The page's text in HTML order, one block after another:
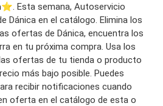
⭐️. Esta semana, Autoservicio
Dánica en el catálogo. Elimina los
ofertas de Dánica, encuentra los
en tu próxima compra. Usa los
ofertas de tu tienda o producto
más bajo posible. Puedes
recibir notificaciones cuando
oferta en el catálogo de esta o